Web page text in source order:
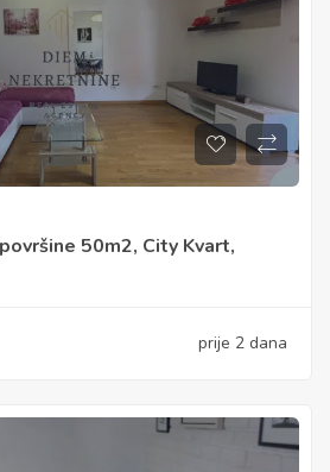
50m2, City Kvart,
prije 2 dana